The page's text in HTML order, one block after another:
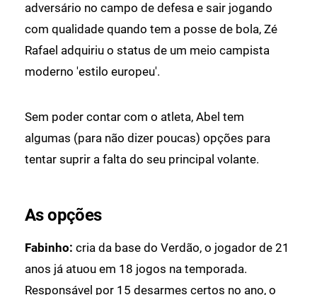
adversário no campo de defesa e sair jogando
com qualidade quando tem a posse de bola, Zé
Rafael adquiriu o status de um meio campista
moderno 'estilo europeu'.
Sem poder contar com o atleta, Abel tem
algumas (para não dizer poucas) opções para
tentar suprir a falta do seu principal volante.
As opções
Fabinho: cria da base do Verdão, o jogador de 21
anos já atuou em 18 jogos na temporada.
Responsável por 15 desarmes certos no ano, o